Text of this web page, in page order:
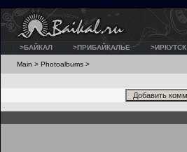
>БАЙКАЛ >ПРИБАЙКАЛЬЕ >ИРКУТСК
Main > Photoalbums >